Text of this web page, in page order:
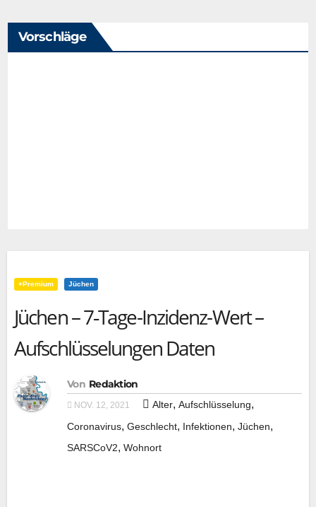
Vorschläge
+Premium Jüchen
Jüchen – 7‑Tage-Inzidenz-Wert –
Aufschlüsselungen Daten
Von Redaktion
NOV. 12, 2021 Alter, Aufschlüsselung,
Coronavirus, Geschlecht, Infektionen, Jüchen,
SARSCoV2, Wohnort